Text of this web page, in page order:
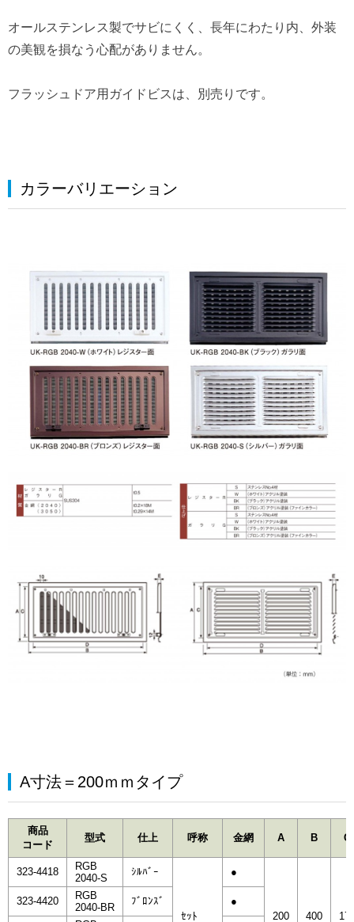
オールステンレス製でサビにくく、長年にわたり内、外装
の美観を損なう心配がありません。
フラッシュドア用ガイドビスは、別売りです。
カラーバリエーション
A寸法＝200ｍｍタイプ
商品
コード
型式 仕上 呼称 金網 A B C
323-4418
RGB
2040-S
ｼﾙﾊﾞｰ
ｾｯﾄ
●
200 400
323-4420
RGB
2040-BR
ﾌﾞﾛﾝｽﾞ
●